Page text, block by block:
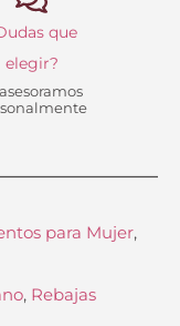
que
elegir?
para Mujer,
, Rebajas